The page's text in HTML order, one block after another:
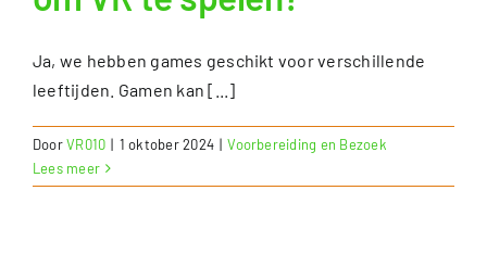
Ja, we hebben games geschikt voor verschillende
leeftijden. Gamen kan [...]
DoorVR010 | 1 oktober 2024 | Voorbereiding en Bezoek
Lees meer